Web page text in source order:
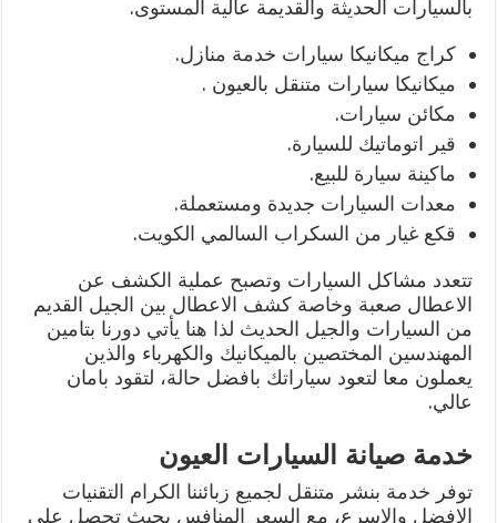
بالسيارات الحديثة والقديمة عالية المستوى.
كراج ميكانيكا سيارات خدمة منازل.
ميكانيكا سيارات متنقل بالعيون .
مكائن سيارات.
قير اتوماتيك للسيارة.
ماكينة سيارة للبيع.
معدات السيارات جديدة ومستعملة.
قكع غيار من السكراب السالمي الكويت.
تتعدد مشاكل السيارات وتصبح عملية الكشف عن
الاعطال صعبة وخاصة كشف الاعطال بين الجيل القديم
من السيارات والجيل الحديث لذا هنا يأتي دورنا بتامين
المهندسين المختصين بالميكانيك والكهرباء والذين
يعملون معا لتعود سياراتك بافضل حالة، لتقود بامان
عالي.
خدمة صيانة السيارات العيون
توفر خدمة بنشر متنقل لجميع زبائننا الكرام التقنيات
الافضل والاسرع، مع السعر المنافس بحيث تحصل على